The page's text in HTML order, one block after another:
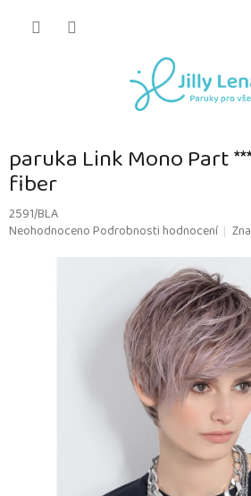
paruka Link Mono Part
fiber
2591/BLA
Průměrné
NeohodnocenoPodrobnosti hodnocení